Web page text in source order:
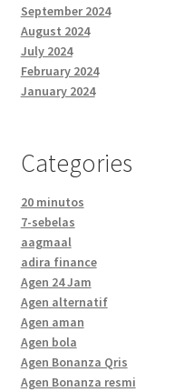
September 2024
August 2024
July 2024
February 2024
January 2024
Categories
20 minutos
7-sebelas
aagmaal
adira finance
Agen 24 Jam
Agen alternatif
Agen aman
Agen bola
Agen Bonanza Qris
Agen Bonanza resmi